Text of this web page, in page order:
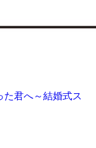
た君へ～結婚式ス